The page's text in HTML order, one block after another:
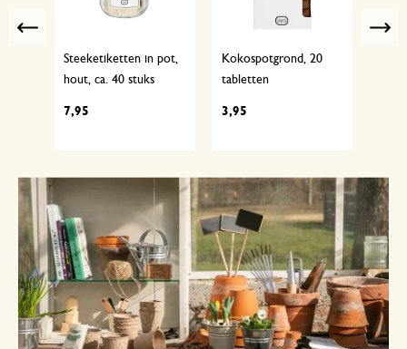
Steeketiketten in pot,
hout, ca. 40 stuks
7,95
Kokospotgrond, 20
tabletten
3,95